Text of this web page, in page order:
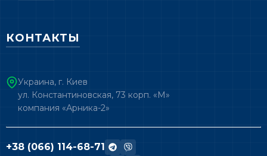
КОНТАКТЫ
Украина, г. Киев
ул. Константиновская, 73 корп. «М»
компания «Арника-2»
+38 (066) 114-68-71